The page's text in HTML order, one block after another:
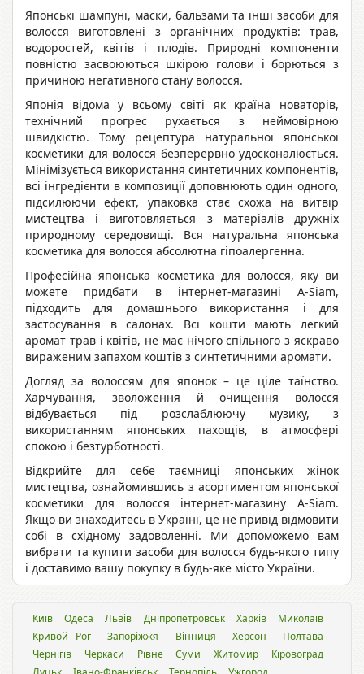
Японські шампуні, маски, бальзами та інші засоби для
волосся виготовлені з органічних продуктів: трав,
водоростей, квітів і плодів. Природні компоненти
повністю засвоюються шкірою голови і борються з
причиною негативного стану волосся.
Японія відома у всьому світі як країна новаторів,
технічний прогрес рухається з неймовірною
швидкістю. Тому рецептура натуральної японської
косметики для волосся безперервно удосконалюється.
Мінімізується використання синтетичних компонентів,
всі інгредієнти в композиції доповнюють один одного,
підсилюючи ефект, упаковка стає схожа на витвір
мистецтва і виготовляється з матеріалів дружніх
природному середовищі. Вся натуральна японська
косметика для волосся абсолютна гіпоалергенна.
Професійна японська косметика для волосся, яку ви
можете придбати в інтернет-магазині A-Siam,
підходить для домашнього використання і для
застосування в салонах. Всі кошти мають легкий
аромат трав і квітів, не має нічого спільного з яскраво
вираженим запахом коштів з синтетичними аромати.
Догляд за волоссям для японок – це ціле таїнство.
Харчування, зволоження й очищення волосся
відбувається під розслаблюючу музику, з
використанням японських пахощів, в атмосфері
спокою і безтурботності.
Відкрийте для себе таємниці японських жінок
мистецтва, ознайомившись з асортиментом японської
косметики для волосся інтернет-магазину A-Siam.
Якщо ви знаходитесь в Україні, це не привід відмовити
собі в східному задоволенні. Ми допоможемо вам
вибрати та купити засоби для волосся будь-якого типу
і доставимо вашу покупку в будь-яке місто України.
Київ Одеса Львiв Дніпропетровськ Харків
Миколаїв
Кривой Рог
Запоріжжя Вінниця Херсон
Полтава
Чернігів
Черкаси Рівне Суми Житомир
Кіровоград